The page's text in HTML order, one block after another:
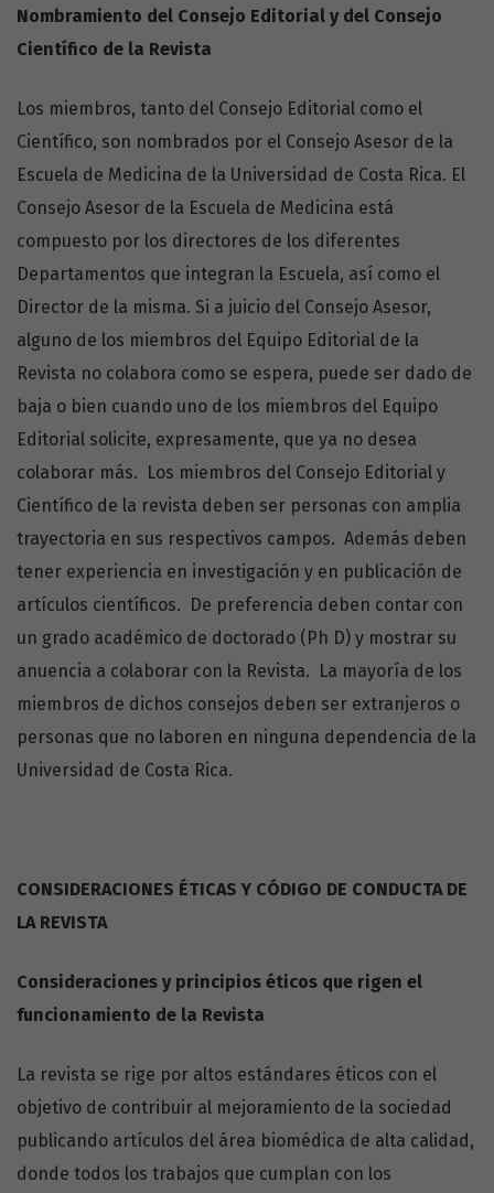
Nombramiento del Consejo Editorial y del Consejo
Científico de la Revista
Los miembros, tanto del Consejo Editorial como el
Científico, son nombrados por el Consejo Asesor de la
Escuela de Medicina de la Universidad de Costa Rica. El
Consejo Asesor de la Escuela de Medicina está
compuesto por los directores de los diferentes
Departamentos que integran la Escuela, así como el
Director de la misma. Si a juicio del Consejo Asesor,
alguno de los miembros del Equipo Editorial de la
Revista no colabora como se espera, puede ser dado de
baja o bien cuando uno de los miembros del Equipo
Editorial solicite, expresamente, que ya no desea
colaborar más. Los miembros del Consejo Editorial y
Científico de la revista deben ser personas con amplia
trayectoria en sus respectivos campos. Además deben
tener experiencia en investigación y en publicación de
artículos científicos. De preferencia deben contar con
un grado académico de doctorado (Ph D) y mostrar su
anuencia a colaborar con la Revista. La mayoría de los
miembros de dichos consejos deben ser extranjeros o
personas que no laboren en ninguna dependencia de la
Universidad de Costa Rica.
CONSIDERACIONES ÉTICAS Y CÓDIGO DE CONDUCTA DE
LA REVISTA
Consideraciones y principios éticos que rigen el
funcionamiento de la Revista
La revista se rige por altos estándares éticos con el
objetivo de contribuir al mejoramiento de la sociedad
publicando artículos del área biomédica de alta calidad,
donde todos los trabajos que cumplan con los